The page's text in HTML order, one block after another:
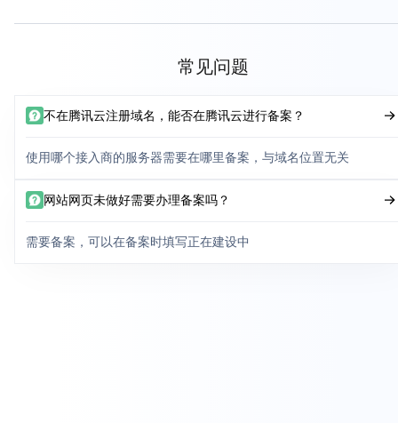
常见问题
不在腾讯云注册域名，能否在腾讯云进行备案？
使用哪个接入商的服务器需要在哪里备案，与域名位置无关
网站网页未做好需要办理备案吗？
需要备案，可以在备案时填写正在建设中